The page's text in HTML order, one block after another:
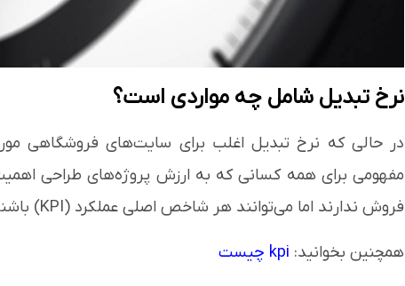
نرخ تبدیل شامل چه مواردی است؟
در حالی که نرخ تبدیل اغلب برای سایت‌های فروشگاهی
مفهومی برای همه کسانی که به ارزش پروژه‌های طراحی
فروش ندارند اما می‌توانند هر شاخص اصلی عملکرد (KPI) باشند که برای تجارت شما مهم است.
همچنین بخوانید: kpi چیست